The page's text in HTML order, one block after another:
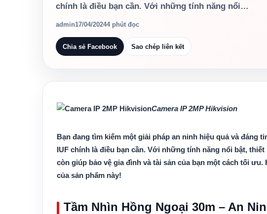
chính là điều bạn cần. Với những tính năng nổi…
admin17/04/20244 phút đọc
Chia sẻ Facebook Sao chép liên kết
Camera IP 2MP Hikvision
Bạn đang tìm kiếm một giải pháp an ninh hiệu quả và đáng
IUF chính là điều bạn cần. Với những tính năng nổi bật,
còn giúp bảo vệ gia đình và tài sản của bạn một cách tối
của sản phẩm này!
Tầm Nhìn Hồng Ngoại 30m – An